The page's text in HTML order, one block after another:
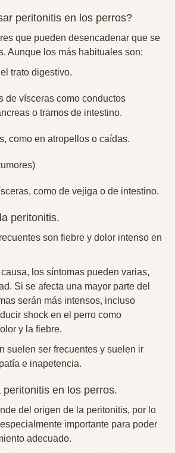
peritonitis en los perros?
que pueden desencadenar que se
Aunque los más habituales son:
trato digestivo.
de vísceras como conductos
o tramos de intestino.
como en atropellos o caídas.
como de vejiga o de intestino.
peritonitis.
son fiebre y dolor intenso en
los síntomas pueden varias,
Si se afecta una mayor parte del
serán más intensos, incluso
shock en el perro como
y la fiebre.
suelen ser frecuentes y suelen ir
e inapetencia.
en los perros.
del origen de la peritonitis, por lo
importante para poder
adecuado.